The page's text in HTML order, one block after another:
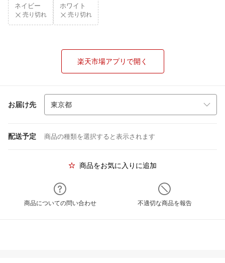
ネイビー
売り切れ
ホワイト
売り切れ
楽天市場アプリで開く
お届け先
配送予定 商品の種類を選択すると表示されます
商品をお気に入りに追加
商品についての問い合わせ 不適切な商品を報告